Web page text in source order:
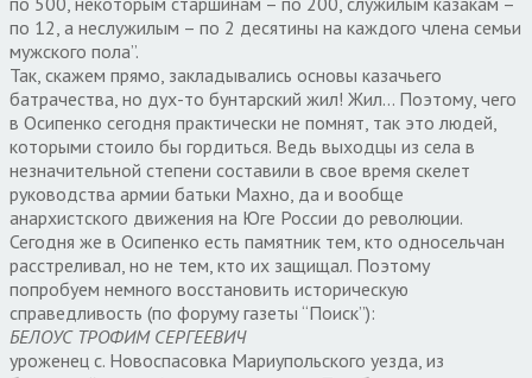
по 12, а неслужилым – по 2 десятины на каждого члена семьи
мужского пола”.
Так, скажем прямо, закладывались основы казачьего
батрачества, но дух-то бунтарский жил! Жил… Поэтому, чего
в Осипенко сегодня практически не помнят, так это людей,
которыми стоило бы гордиться. Ведь выходцы из села в
незначительной степени составили в свое время скелет
руководства армии батьки Махно, да и вообще
анархистского движения на Юге России до революции.
Сегодня же в Осипенко есть памятник тем, кто односельчан
расстреливал, но не тем, кто их защищал. Поэтому
попробуем немного восстановить историческую
справедливость (по форуму газеты “Поиск”):
БЕЛОУС ТРОФИМ СЕРГЕЕВИЧ
уроженец с. Новоспасовка Мариупольского уезда, из